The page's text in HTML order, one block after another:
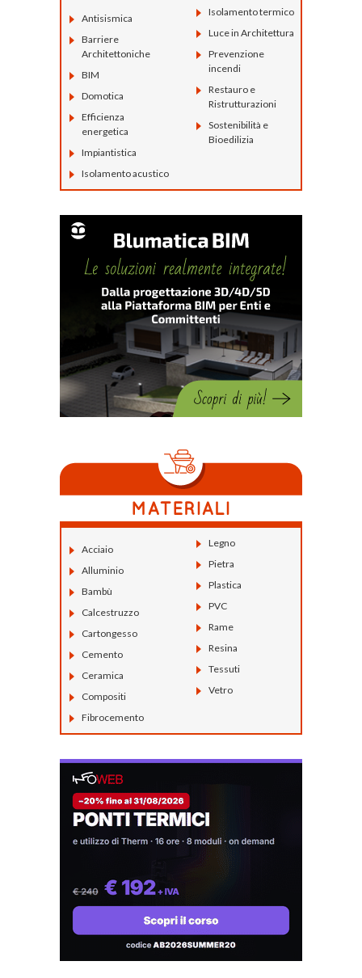
Antisismica
Barriere
Architettoniche
BIM
Domotica
Efficienza
energetica
Impiantistica
Isolamento acustico
Isolamento termico
Luce in Architettura
Prevenzione
incendi
Restauro e
Ristrutturazioni
Sostenibilità e
Bioedilizia
Acciaio
Alluminio
Bambù
Calcestruzzo
Cartongesso
Cemento
Ceramica
Compositi
Fibrocemento
Legno
Pietra
Plastica
PVC
Rame
Resina
Tessuti
Vetro